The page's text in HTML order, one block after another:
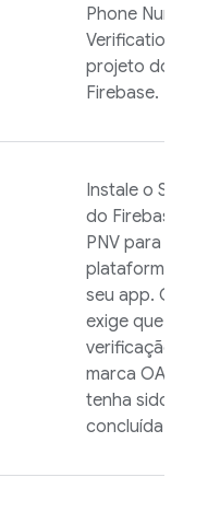
Phone Number
Verification
projeto do
Firebase.
Instale o SDK
do Firebase
PNV para a
plataforma do
seu app. O
exige que a
verificação da
marca OAuth
tenha sido
concluída.